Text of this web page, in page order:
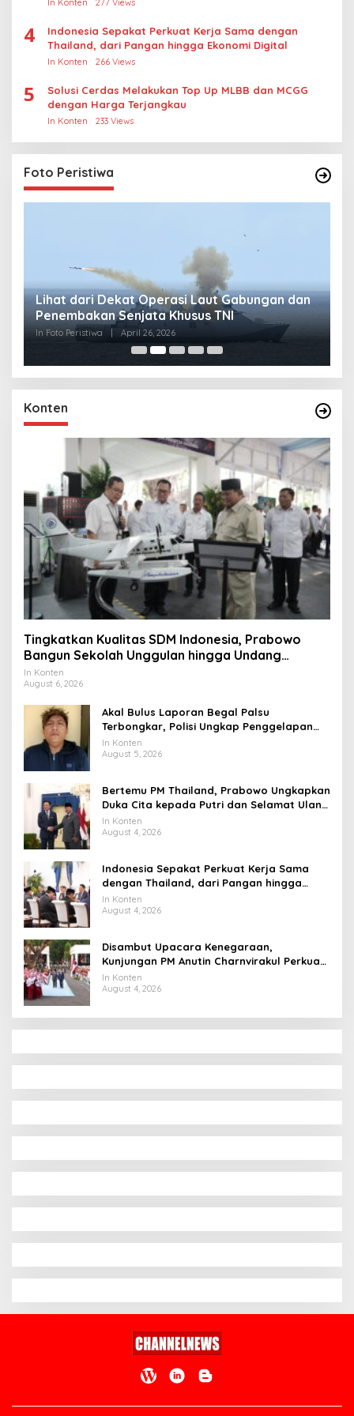
4
Indonesia Sepakat Perkuat Kerja Sama dengan
Thailand, dari Pangan hingga Ekonomi Digital
In Konten 266 Views
5
Solusi Cerdas Melakukan Top Up MLBB dan MCGG
dengan Harga Terjangkau
In Konten 233 Views
Foto Peristiwa
Lihat dari Dekat Operasi Laut Gabungan dan
Penembakan Senjata Khusus TNI
In Foto Peristiwa | April 26, 2026
Konten
Tingkatkan Kualitas SDM Indonesia, Prabowo
Bangun Sekolah Unggulan hingga Undang
Universitas Terbaik Dunia
In Konten
August 6, 2026
Akal Bulus Laporan Begal Palsu
Terbongkar, Polisi Ungkap Penggelapan
Uang Perusahaan untuk Crypto
In Konten
August 5, 2026
Bertemu PM Thailand, Prabowo Ungkapkan
Duka Cita kepada Putri dan Selamat Ulang
Tahun ke Raja Thailand
In Konten
August 4, 2026
Indonesia Sepakat Perkuat Kerja Sama
dengan Thailand, dari Pangan hingga
Ekonomi Digital
In Konten
August 4, 2026
Disambut Upacara Kenegaraan,
Kunjungan PM Anutin Charnvirakul Perkuat
Hubungan Indonesia-Thailand
In Konten
August 4, 2026